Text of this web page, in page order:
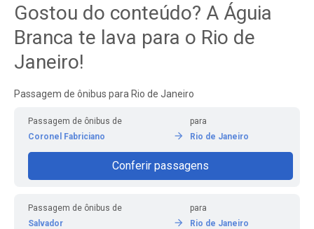
Gostou do conteúdo? A Águia
Branca te lava para o Rio de
Janeiro!
Passagem de ônibus para Rio de Janeiro
Passagem de ônibus de
Coronel Fabriciano
para
Rio de Janeiro
Conferir passagens
Passagem de ônibus de
Salvador
para
Rio de Janeiro